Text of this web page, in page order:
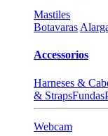
Mastiles
Botavaras
Accessorios
Harneses &
& StrapsFundas
Webcam